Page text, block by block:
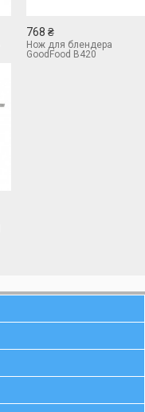
768 ₴
Нож для блендера
GoodFood B420